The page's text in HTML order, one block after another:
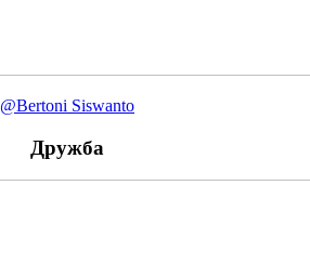
@Bertoni Siswanto
Дружба